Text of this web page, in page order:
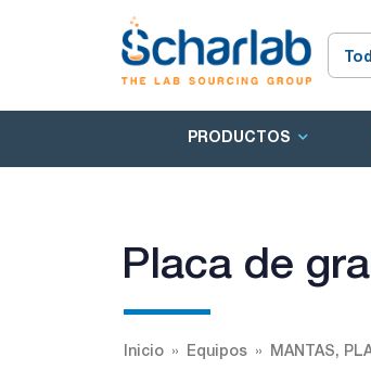
PRODUCTOS
Placa de
Inicio Equipos MANTAS,